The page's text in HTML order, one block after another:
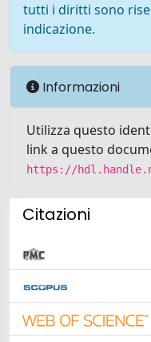
tutti i diritti sono
indicazione.
Informazioni
Utilizza questo
link a questo
https://
Citazioni